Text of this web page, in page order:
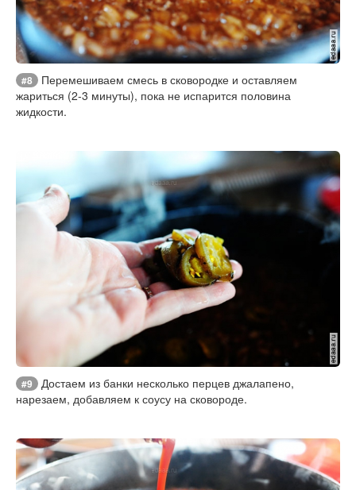
#8
Перемешиваем смесь в сковородке и оставляем
жариться (2-3 минуты), пока не испарится половина
жидкости.
#9
Достаем из банки несколько перцев джалапено,
нарезаем, добавляем к соусу на сковороде.